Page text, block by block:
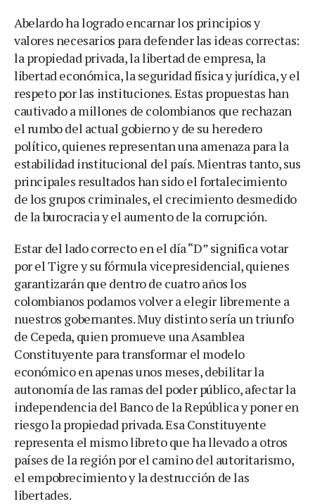
Abelardo ha logrado encarnar los principios y
valores necesarios para defender las ideas correctas:
la propiedad privada, la libertad de empresa, la
libertad económica, la seguridad física y jurídica, y el
respeto por las instituciones. Estas propuestas han
cautivado a millones de colombianos que rechazan
el rumbo del actual gobierno y de su heredero
político, quienes representan una amenaza para la
estabilidad institucional del país. Mientras tanto, sus
principales resultados han sido el fortalecimiento
de los grupos criminales, el crecimiento desmedido
de la burocracia y el aumento de la corrupción.
Estar del lado correcto en el día “D” significa votar
por el Tigre y su fórmula vicepresidencial, quienes
garantizarán que dentro de cuatro años los
colombianos podamos volver a elegir libremente a
nuestros gobernantes. Muy distinto sería un triunfo
de Cepeda, quien promueve una Asamblea
Constituyente para transformar el modelo
económico en apenas unos meses, debilitar la
autonomía de las ramas del poder público, afectar la
independencia del Banco de la República y poner en
riesgo la propiedad privada. Esa Constituyente
representa el mismo libreto que ha llevado a otros
países de la región por el camino del autoritarismo,
el empobrecimiento y la destrucción de las
libertades.